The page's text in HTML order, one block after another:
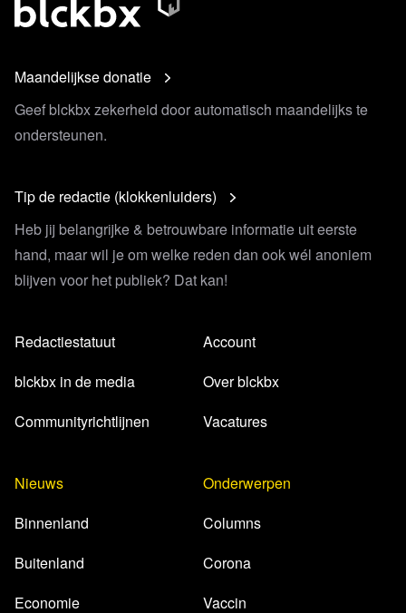
Maandelijkse donatie
Geef blckbx zekerheid door automatisch maandelijks te
ondersteunen.
Tip de redactie (klokkenluiders)
Heb jij belangrijke & betrouwbare informatie uit eerste
hand, maar wil je om welke reden dan ook wél anoniem
blijven voor het publiek? Dat kan!
Redactiestatuut
blckbx in de media
Communityrichtlijnen
Account
Over blckbx
Vacatures
Nieuws
Binnenland
Buitenland
Economie
Onderwerpen
Columns
Corona
Vaccin